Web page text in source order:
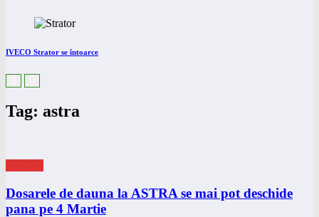
IVECO Strator se întoarce
Tag: astra
Dosarele de dauna la ASTRA se mai pot deschide
pana pe 4 Martie